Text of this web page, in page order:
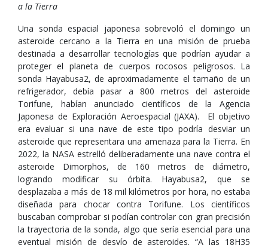
a la Tierra
Una sonda espacial japonesa sobrevoló el domingo un
asteroide cercano a la Tierra en una misión de prueba
destinada a desarrollar tecnologías que podrían ayudar a
proteger el planeta de cuerpos rocosos peligrosos. La
sonda Hayabusa2, de aproximadamente el tamaño de un
refrigerador, debía pasar a 800 metros del asteroide
Torifune, habían anunciado científicos de la Agencia
Japonesa de Exploración Aeroespacial (JAXA). El objetivo
era evaluar si una nave de este tipo podría desviar un
asteroide que representara una amenaza para la Tierra. En
2022, la NASA estrelló deliberadamente una nave contra el
asteroide Dimorphos, de 160 metros de diámetro,
logrando modificar su órbita. Hayabusa2, que se
desplazaba a más de 18 mil kilómetros por hora, no estaba
diseñada para chocar contra Torifune. Los científicos
buscaban comprobar si podían controlar con gran precisión
la trayectoria de la sonda, algo que sería esencial para una
eventual misión de desvío de asteroides. “A las 18H35